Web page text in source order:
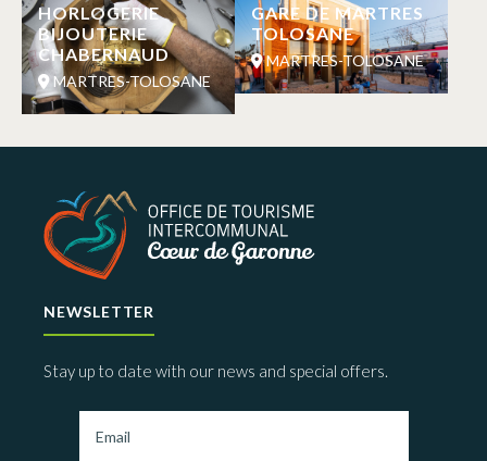
HORLOGERIE
BIJOUTERIE
CHABERNAUD
MARTRES-TOLOSANE
GARE DE MARTRES
TOLOSANE
MARTRES-TOLOSANE
NEWSLETTER
Stay up to date with our news and special offers.